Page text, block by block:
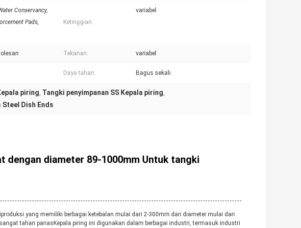
Conservancy,
Pads,
Ketinggian:
variabel
Tekanan: variabel
Daya tahan: Bagus sekali.
piring, Tangki penyimpanan SS Kepala piring,
Dish Ends
dengan diameter 89-1000mm Untuk tangki
yang memiliki berbagai ketebalan mulai dari 2-300mm dan diameter mulai dari
tahan panasKepala piring ini digunakan dalam berbagai industri, termasuk industri